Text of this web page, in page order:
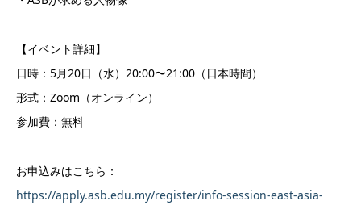
【イベント詳細】
日時：5月20日（水）20:00〜21:00（日本時間）
形式：Zoom（オンライン）
参加費：無料
お申込みはこちら：
https://apply.asb.edu.my/register/info-session-east-asia-